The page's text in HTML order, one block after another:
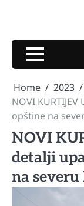
Home 2023
NOVI
opštine na
NOVI
detalji
na severu